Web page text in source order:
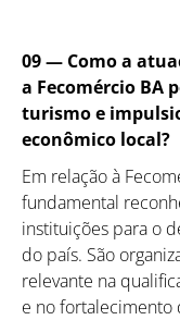
09 — Como a
a Fecomércio BA
turismo e
econômico local?
Em relação à
fundamental
instituições para o
do país. São
relevante na
e no fortalecimento